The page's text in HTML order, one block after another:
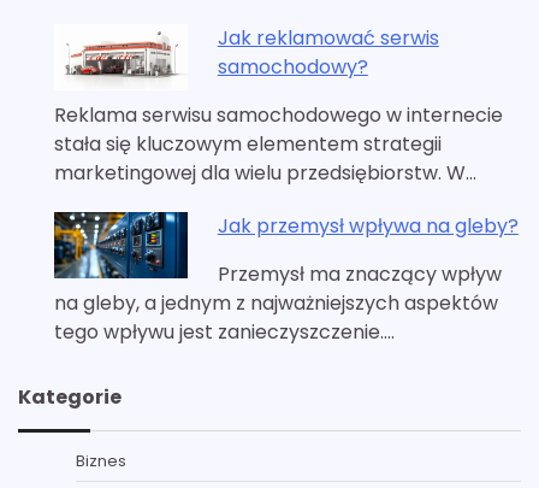
Jak reklamować serwis
samochodowy?
Reklama serwisu samochodowego w internecie
stała się kluczowym elementem strategii
marketingowej dla wielu przedsiębiorstw. W…
Jak przemysł wpływa na gleby?
Przemysł ma znaczący wpływ
na gleby, a jednym z najważniejszych aspektów
tego wpływu jest zanieczyszczenie.…
Kategorie
Biznes